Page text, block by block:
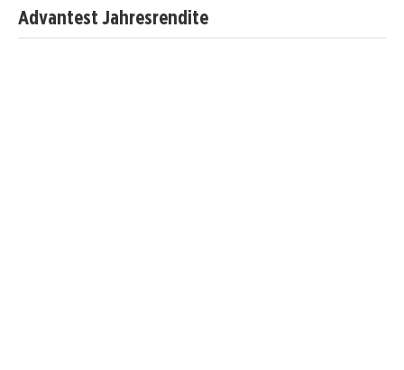
Advantest Jahresrendite